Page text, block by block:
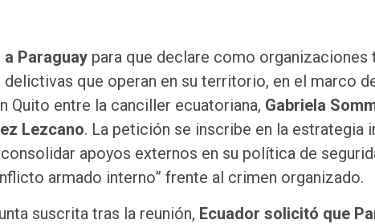
Paraguay para que declare como organizaciones
que operan en su territorio, en el marco
Quito entre la canciller ecuatoriana, Gabriela
Lezcano. La petición se inscribe en la estrategia
apoyos externos en su política de
armado interno” frente al crimen organizado.
suscrita tras la reunión, Ecuador solicitó que